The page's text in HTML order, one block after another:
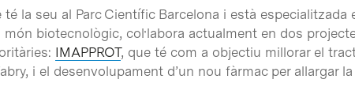
té la seu al Parc Científic Barcelona i està
biotecnològic, col·labora actualment en dos
IMAPPROT, que té com a objectiu millorar el
i el desenvolupament d’un nou fàrmac per allargar